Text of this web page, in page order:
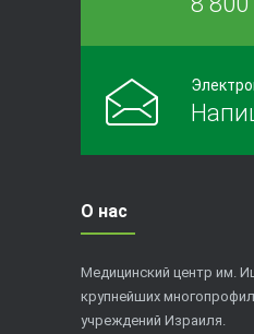
О нас
Медицинский центр им.
крупнейших
учреждений Израиля.